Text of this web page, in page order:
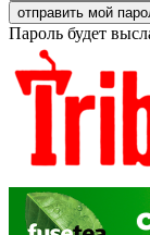
Пароль будет